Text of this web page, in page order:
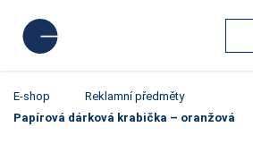
E-shop
Reklamní předměty
Papírová dárková krabička – oranžová